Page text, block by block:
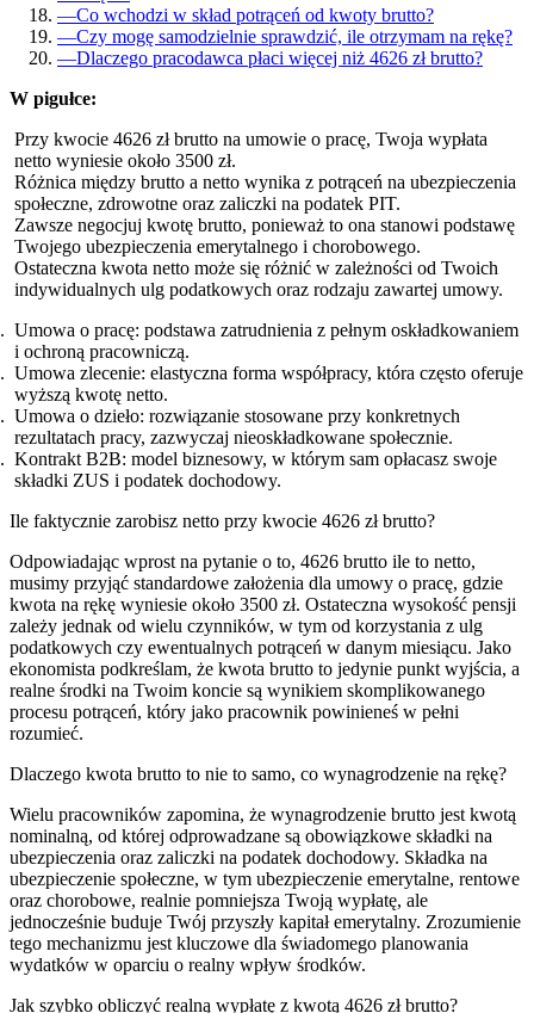
—Co wchodzi w skład potrąceń od kwoty brutto?
—Czy mogę samodzielnie sprawdzić, ile otrzymam na rękę?
—Dlaczego pracodawca płaci więcej niż 4626 zł brutto?
W pigułce:
Przy kwocie 4626 zł brutto na umowie o pracę, Twoja wypłata
netto wyniesie około 3500 zł.
Różnica między brutto a netto wynika z potrąceń na ubezpieczenia
społeczne, zdrowotne oraz zaliczki na podatek PIT.
Zawsze negocjuj kwotę brutto, ponieważ to ona stanowi podstawę
Twojego ubezpieczenia emerytalnego i chorobowego.
Ostateczna kwota netto może się różnić w zależności od Twoich
indywidualnych ulg podatkowych oraz rodzaju zawartej umowy.
Umowa o pracę: podstawa zatrudnienia z pełnym oskładkowaniem
i ochroną pracowniczą.
Umowa zlecenie: elastyczna forma współpracy, która często oferuje
wyższą kwotę netto.
Umowa o dzieło: rozwiązanie stosowane przy konkretnych
rezultatach pracy, zazwyczaj nieoskładkowane społecznie.
Kontrakt B2B: model biznesowy, w którym sam opłacasz swoje
składki ZUS i podatek dochodowy.
Ile faktycznie zarobisz netto przy kwocie 4626 zł brutto?
Odpowiadając wprost na pytanie o to, 4626 brutto ile to netto,
musimy przyjąć standardowe założenia dla umowy o pracę, gdzie
kwota na rękę wyniesie około 3500 zł. Ostateczna wysokość pensji
zależy jednak od wielu czynników, w tym od korzystania z ulg
podatkowych czy ewentualnych potrąceń w danym miesiącu. Jako
ekonomista podkreślam, że kwota brutto to jedynie punkt wyjścia, a
realne środki na Twoim koncie są wynikiem skomplikowanego
procesu potrąceń, który jako pracownik powinieneś w pełni
rozumieć.
Dlaczego kwota brutto to nie to samo, co wynagrodzenie na rękę?
Wielu pracowników zapomina, że wynagrodzenie brutto jest kwotą
nominalną, od której odprowadzane są obowiązkowe składki na
ubezpieczenia oraz zaliczki na podatek dochodowy. Składka na
ubezpieczenie społeczne, w tym ubezpieczenie emerytalne, rentowe
oraz chorobowe, realnie pomniejsza Twoją wypłatę, ale
jednocześnie buduje Twój przyszły kapitał emerytalny. Zrozumienie
tego mechanizmu jest kluczowe dla świadomego planowania
wydatków w oparciu o realny wpływ środków.
Jak szybko obliczyć realną wypłatę z kwotą 4626 zł brutto?